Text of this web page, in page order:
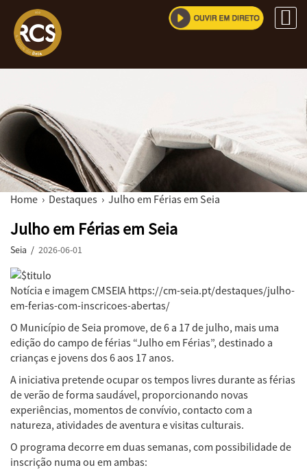
Home › Destaques › Julho em Férias em Seia
Julho em Férias em Seia
Seia / 2026-06-01
Notícia e imagem CMSEIA https://cm-seia.pt/destaques/julho-
em-ferias-com-inscricoes-abertas/
O Município de Seia promove, de 6 a 17 de julho, mais uma
edição do campo de férias “Julho em Férias”, destinado a
crianças e jovens dos 6 aos 17 anos.
A iniciativa pretende ocupar os tempos livres durante as férias
de verão de forma saudável, proporcionando novas
experiências, momentos de convívio, contacto com a
natureza, atividades de aventura e visitas culturais.
O programa decorre em duas semanas, com possibilidade de
inscrição numa ou em ambas: